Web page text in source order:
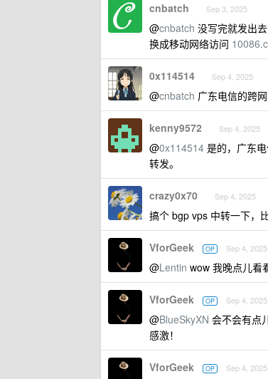
cnbatch Sep 3, 2025
@cnbatch 没写完就发出去
换成移动网络访问
0x114514 Sep 4, 2025
@cnbatch 广东电信的跨
kenny9572 Sep 4, 2025
@0x114514 是的，广东
转发。
crazy0x70 Sep 4, 2025
搞个 bgp vps 中转一下，
VforGeek OP Sep 4, 2025
@Lentin wow 我晚点儿看
VforGeek OP Sep 4, 2025
@BlueSkyXN 会不会有点
感激！
VforGeek OP Sep 4, 2025